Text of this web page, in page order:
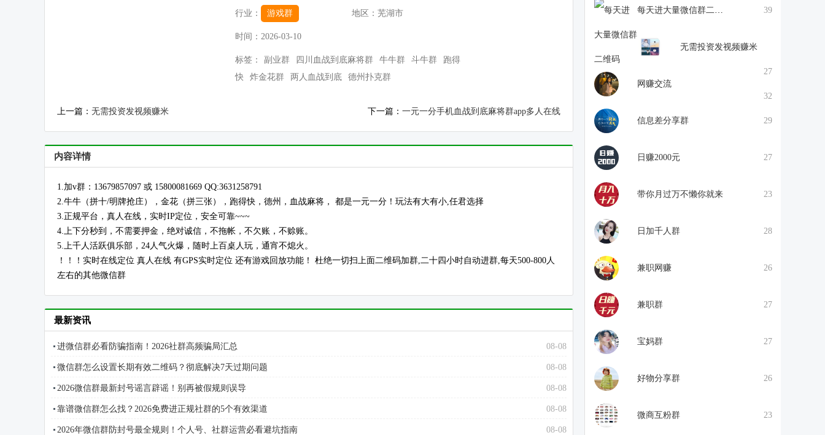
行业： 游戏群 地区： 芜湖市
时间： 2026-03-10
标签： 副业群 四川血战到底麻将群 牛牛群 斗牛群
跑得
快
炸金花群 两人血战到底 德州扑克群
上一篇： 无需投资发视频赚米 下一篇： 一元一分手机血战到底麻将群app多人在线
内容详情
1.加v群：13679857097 或 15800081669 QQ:3631258791
2.牛牛（拼十/明牌抢庄），金花（拼三张），跑得快，德州，血战麻将， 都是一元一分！玩法有大有小,任君选择
3.正规平台，真人在线，实时IP定位，安全可靠~~~
4.上下分秒到，不需要押金，绝对诚信，不拖帐，不欠账，不赊账。
5.上千人活跃俱乐部，24人气火爆，随时上百桌人玩，通宵不熄火。
！！！实时在线定位 真人在线 有GPS实时定位 还有游戏回放功能！ 杜绝一切扫上面二维码加群,二十四小时自动进群,每天500-800人
左右的其他微信群
最新资讯
进微信群必看防骗指南！2026社群高频骗局汇总 08-08
微信群怎么设置长期有效二维码？彻底解决7天过期问题 08-08
2026微信群最新封号谣言辟谣！别再被假规则误导 08-08
靠谱微信群怎么找？2026免费进正规社群的5个有效渠道 08-08
2026年微信群防封号最全规则！个人号、社群运营必看避坑指南 08-08
每天进大量微信群二维码 39
无需投资发视频赚米
27
网赚交流
32
信息差分享群 29
日赚2000元 27
带你月过万不懒你就来 23
日加千人群 28
兼职网赚 26
兼职群 27
宝妈群 27
好物分享群 26
微商互粉群 23